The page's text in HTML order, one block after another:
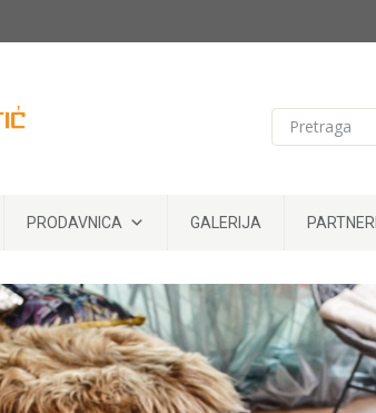
PRODAVNICA GALERIJA PARTNERI